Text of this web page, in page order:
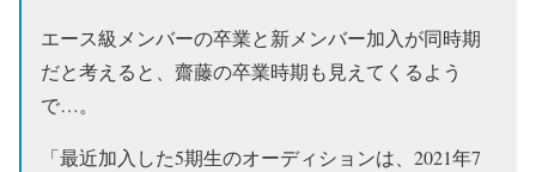
エース級メンバーの卒業と新メンバー加入が同時期
だと考えると、齋藤の卒業時期も見えてくるよう
で…。
「最近加入した5期生のオーディションは、2021年7